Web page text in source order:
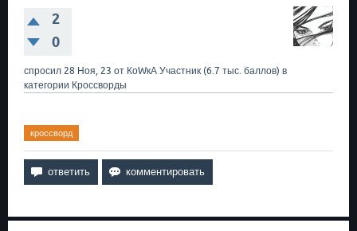
2
0
спросил 28 Ноя, 23 от КоWкА Участник (6.7 тыс. баллов) в
категории Кроссворды
кроссворд